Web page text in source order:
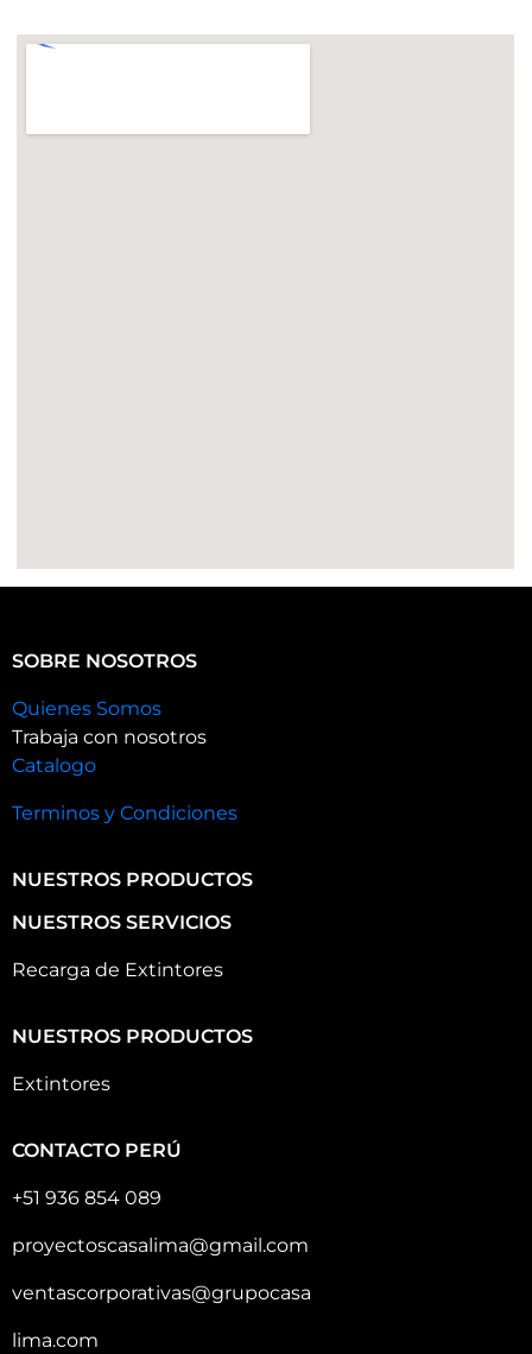
SOBRE NOSOTROS
Quienes Somos
Trabaja con nosotros
Catalogo
Terminos y Condiciones
NUESTROS PRODUCTOS
NUESTROS SERVICIOS
Recarga de Extintores
NUESTROS PRODUCTOS
Extintores
CONTACTO PERÚ
+51 936 854 089
proyectoscasalima@gmail.com
ventascorporativas@grupocasa
lima.com